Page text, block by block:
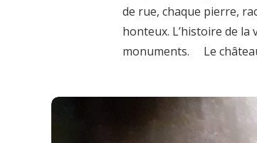
de rue, chaque pierre,
honteux. L’histoire de
monuments. Le